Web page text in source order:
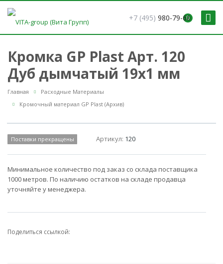
0
+7 (495) 980-79-60
Кромка GP Plast Арт. 120
Дуб дымчатый 19x1 мм
Главная
Расходные Материалы
Кромочный материал GP Plast (Архив)
Поставки прекращены Артикул: 120
Минимальное количество под заказ со склада поставщика
1000 метров. По наличию остатков на складе продавца
уточняйте у менеджера.
Поделиться ссылкой: